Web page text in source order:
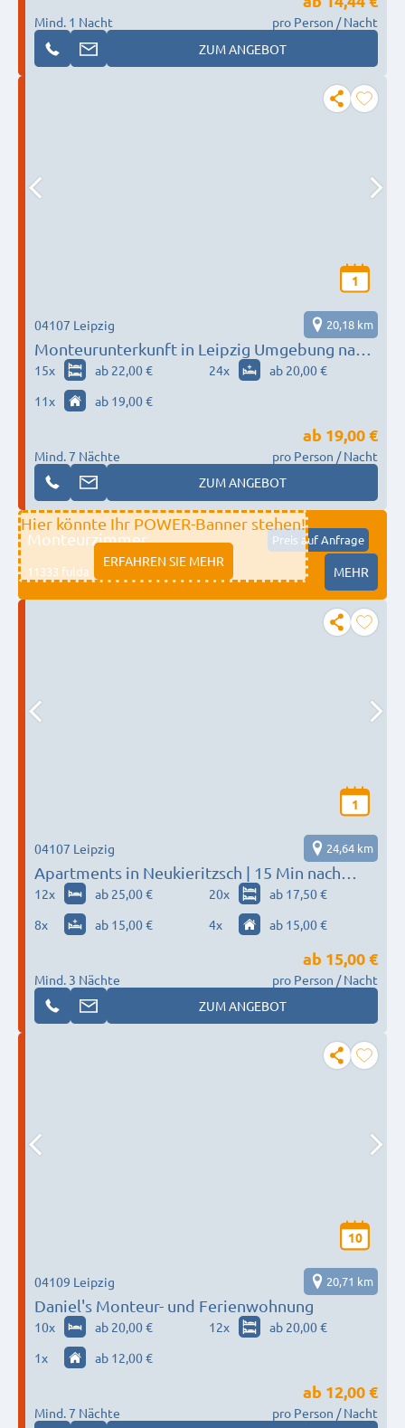
Mind. 1 Nacht
pro Person / Nacht
ZUM ANGEBOT
1
Monteurunterkunft in Leipzig Umgebung nach
Wunsch / Bedürfnis
04107 Leipzig 20,18 km
15x ab 22,00 € 24x
ab 20,00 €
11x ab 19,00 €
Mind. 7 Nächte
ab 19,00 €
pro Person / Nacht
ZUM ANGEBOT
Hier könnte Ihr POWER-Banner stehen!
ERFAHREN SIE MEHR
Monteurzimmer Preis auf Anfrage
11333 fulda MEHR
1
Apartments in Neukieritzsch | 15 Min nach
Lippendorf, Zwenkau, Böhlen, Rötha, Borna,
Pegau, Lucka
04107 Leipzig 24,64 km
12x ab 25,00 € 20x
ab 17,50 €
8x ab 15,00 € 4x ab 15,00 €
Mind. 3 Nächte
ab 15,00 €
pro Person / Nacht
ZUM ANGEBOT
10
Daniel's Monteur- und Ferienwohnung
04109 Leipzig 20,71 km
10x ab 20,00 € 12x
ab 20,00 €
1x ab 12,00 €
Mind. 7 Nächte
ab 12,00 €
pro Person / Nacht